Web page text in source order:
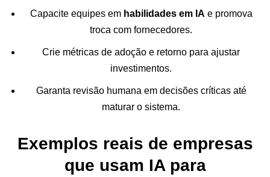
Capacite equipes em habilidades em IA e promova
troca com fornecedores.
Crie métricas de adoção e retorno para ajustar
investimentos.
Garanta revisão humana em decisões críticas até
maturar o sistema.
Exemplos reais de empresas
que usam IA para